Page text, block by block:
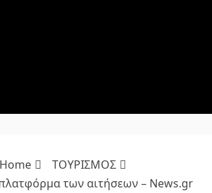
Home
ΤΟΥΡΙΣΜΟΣ
των αιτήσεων – News.gr